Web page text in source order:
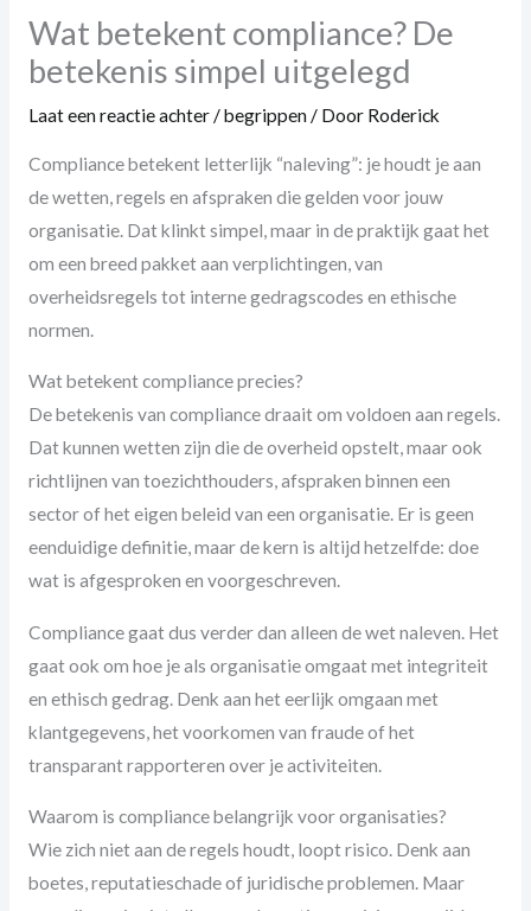
Wat betekent compliance? De
betekenis simpel uitgelegd
Laat een reactie achter/begrippen/ Door Roderick
Compliance betekent letterlijk “naleving”: je houdt je aan
de wetten, regels en afspraken die gelden voor jouw
organisatie. Dat klinkt simpel, maar in de praktijk gaat het
om een breed pakket aan verplichtingen, van
overheidsregels tot interne gedragscodes en ethische
normen.
Wat betekent compliance precies?
De betekenis van compliance draait om voldoen aan regels.
Dat kunnen wetten zijn die de overheid opstelt, maar ook
richtlijnen van toezichthouders, afspraken binnen een
sector of het eigen beleid van een organisatie. Er is geen
eenduidige definitie, maar de kern is altijd hetzelfde: doe
wat is afgesproken en voorgeschreven.
Compliance gaat dus verder dan alleen de wet naleven. Het
gaat ook om hoe je als organisatie omgaat met integriteit
en ethisch gedrag. Denk aan het eerlijk omgaan met
klantgegevens, het voorkomen van fraude of het
transparant rapporteren over je activiteiten.
Waarom is compliance belangrijk voor organisaties?
Wie zich niet aan de regels houdt, loopt risico. Denk aan
boetes, reputatieschade of juridische problemen. Maar